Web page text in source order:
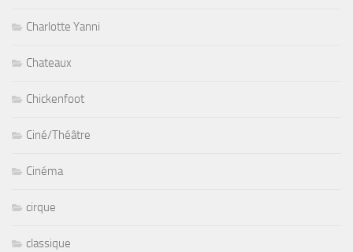
Charlotte Yanni
Chateaux
Chickenfoot
Ciné/Théâtre
Cinéma
cirque
classique